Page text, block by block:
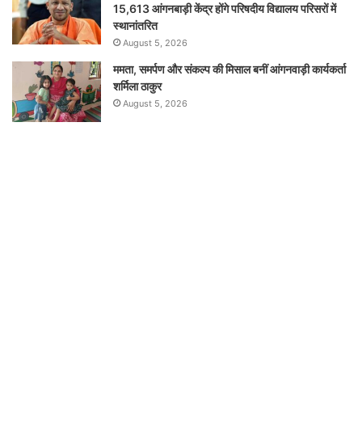
15,613 आंगनबाड़ी केंद्र होंगे परिषदीय विद्यालय परिसरों में
स्थानांतरित
August 5, 2026
ममता, समर्पण और संकल्प की मिसाल बनीं आंगनवाड़ी कार्यकर्ता
शर्मिला ठाकुर
August 5, 2026